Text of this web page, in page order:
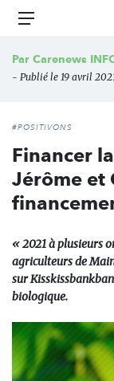
Aller
principal
Menu
Par Carenews
- Publié le 19 avril
#POSITIVONS
Financer
Jérôme et
« 2021 à plusieurs
agriculteurs de
sur
biologique.